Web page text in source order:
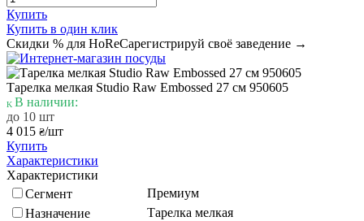
Купить
Купить в один клик
Скидки % для HoReCaрегистрируй своё заведение →
Тарелка мелкая Studio Raw Embossed 27 см 950605
В наличии:
до 10 шт
4 015 ₴/шт
Купить
Характеристики
Характеристики
Сегмент
Премиум
Назначение
Тарелка мелкая